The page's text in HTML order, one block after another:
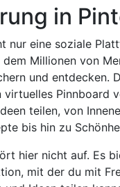
in
nur eine soziale
Millionen von
und entdecken.
virtuelles Pinnboard
teilen, von
bis hin zu
hier nicht auf. Es
mit der du mit